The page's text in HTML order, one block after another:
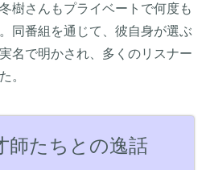
樹さんもプライベートで何度も
同番組を通じて、彼自身が選ぶ
名で明かされ、多くのリスナー
。
師たちとの逸話